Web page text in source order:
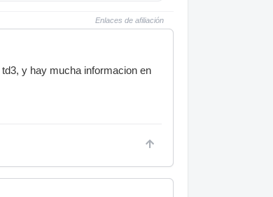
Enlaces de afiliación
y hay mucha informacion en